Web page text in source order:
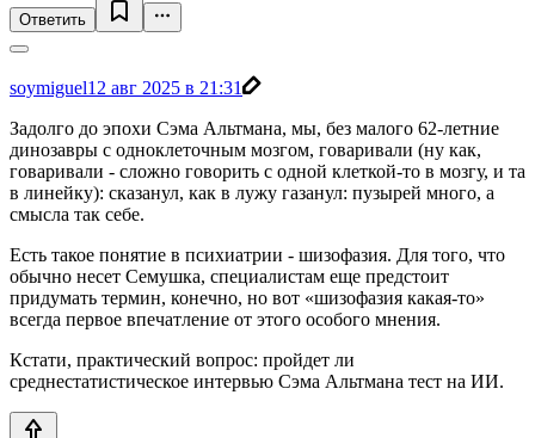
Ответить
soymiguel12 авг 2025 в 21:31
Задолго до эпохи Сэма Альтмана, мы, без малого 62-летние
динозавры с одноклеточным мозгом, говаривали (ну как,
говаривали - сложно говорить с одной клеткой-то в мозгу, и та
в линейку): сказанул, как в лужу газанул: пузырей много, а
смысла так себе.
Есть такое понятие в психиатрии - шизофазия. Для того, что
обычно несет Семушка, специалистам еще предстоит
придумать термин, конечно, но вот «шизофазия какая-то»
всегда первое впечатление от этого особого мнения.
Кстати, практический вопрос: пройдет ли
среднестатистическое интервью Сэма Альтмана тест на ИИ.